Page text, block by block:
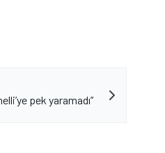
pek yaramadı”